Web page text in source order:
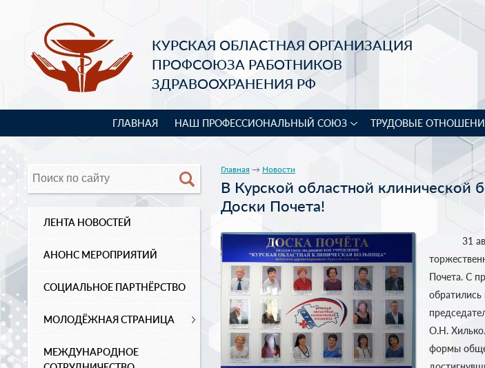
КУРСКАЯ ОБЛАСТНАЯ ОРГАНИЗАЦИЯ
ПРОФСОЮЗА РАБОТНИКОВ
ЗДРАВООХРАНЕНИЯ РФ
ГЛАВНАЯ НАШ ПРОФЕССИОНАЛЬНЫЙ СОЮЗ ТРУДОВЫЕ
ЛЕНТА НОВОСТЕЙ
АНОНС МЕРОПРИЯТИЙ
СОЦИАЛЬНОЕ ПАРТНЁРСТВО
МОЛОДЁЖНАЯ СТРАНИЦА
МЕЖДУНАРОДНОЕ
Главная → Новости
В Курской областной клинической
Доски Почета!
31
Почета. С
О.Н.
формы